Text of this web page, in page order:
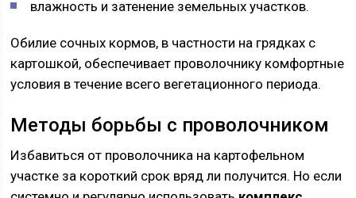
влажность и затенение земельных участков.
Обилие сочных кормов, в частности на грядках с
картошкой, обеспечивает проволочнику комфортные
условия в течение всего вегетационного периода.
Методы борьбы с проволочником
Избавиться от проволочника на картофельном
участке за короткий срок вряд ли получится. Но если